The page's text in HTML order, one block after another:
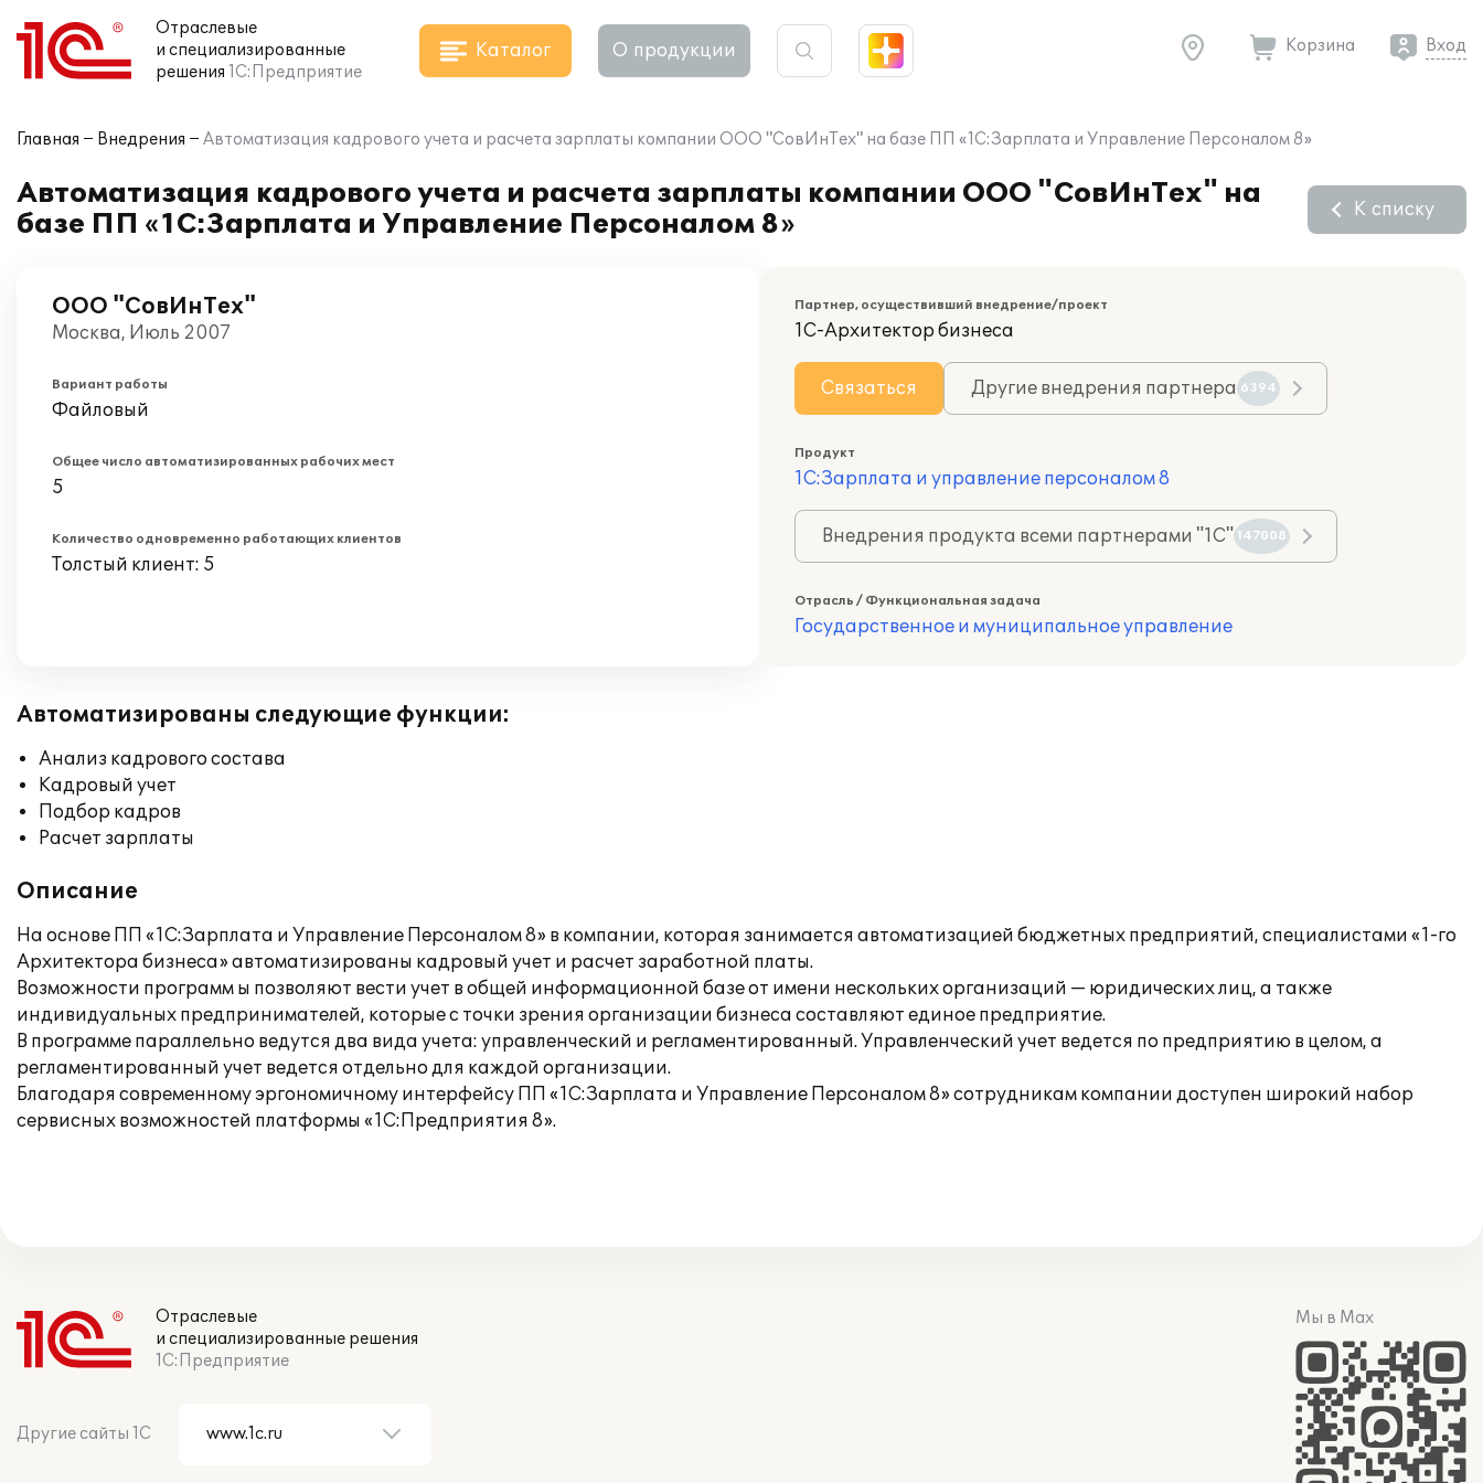
Отраслевые
и специализированные
решения 1С:Предприятие
Каталог О продукции Корзина Вход
Главная Внедрения Автоматизация кадрового учета и расчета зарплаты компании ООО "СовИнТех" на базе ПП «1С:Зарплата и Управление Персоналом 8»
Автоматизация кадрового учета и расчета зарплаты компании ООО "СовИнТех" на
базе ПП «1С:Зарплата и Управление Персоналом 8»
К списку
ООО "СовИнТех"
Москва, Июль 2007
Вариант работы
Файловый
Общее число автоматизированных рабочих мест
5
Количество одновременно работающих клиентов
Толстый клиент: 5
Партнер, осуществивший внедрение/проект
1С-Архитектор бизнеса
Связаться Другие внедрения партнера 6394
Продукт
1С:Зарплата и управление персоналом 8
Внедрения продукта всеми партнерами "1С" 147008
Отрасль / Функциональная задача
Государственное и муниципальное управление
Автоматизированы следующие функции:
Анализ кадрового состава
Кадровый учет
Подбор кадров
Расчет зарплаты
Описание
На основе ПП «1С:Зарплата и Управление Персоналом 8» в компании, которая занимается автоматизацией бюджетных предприятий, специалистами «1-го
Архитектора бизнеса» автоматизированы кадровый учет и расчет заработной платы.
Возможности программ ы позволяют вести учет в общей информационной базе от имени нескольких организаций — юридических лиц, а также
индивидуальных предпринимателей, которые с точки зрения организации бизнеса составляют единое предприятие.
В программе параллельно ведутся два вида учета: управленческий и регламентированный. Управленческий учет ведется по предприятию в целом, а
регламентированный учет ведется отдельно для каждой организации.
Благодаря современному эргономичному интерфейсу ПП «1С:Зарплата и Управление Персоналом 8» сотрудникам компании доступен широкий набор
сервисных возможностей платформы «1С:Предприятия 8».
Отраслевые
и специализированные решения
1С:Предприятие
Другие сайты 1С
Мы в Max